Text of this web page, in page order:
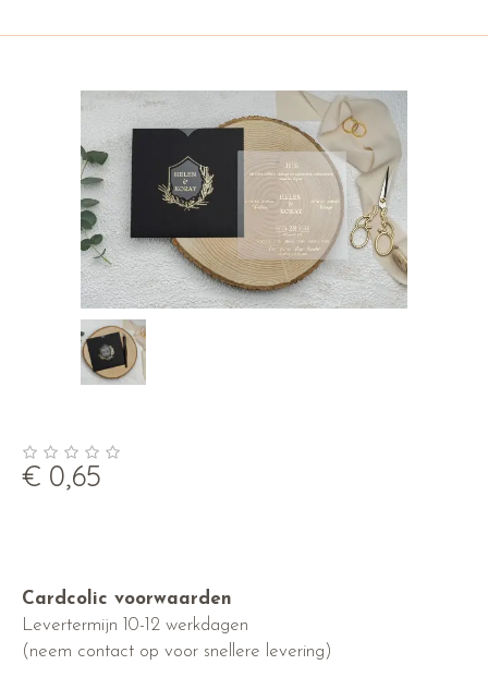
€ 0,65
Cardcolic voorwaarden
Levertermijn 10-12 werkdagen
(neem contact op voor snellere levering)